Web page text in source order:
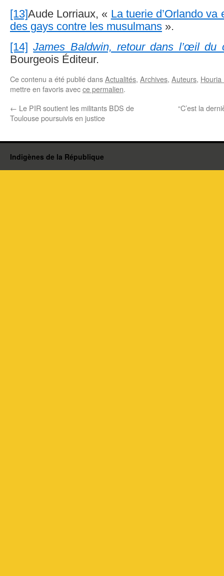
[13]Aude Lorriaux, « La tuerie d’Orlando va
des gays contre les musulmans ».
[14] James Baldwin, retour dans l’œil du
Bourgeois Éditeur.
Ce contenu a été publié dansActualités, Archives, Auteurs,
mettre en favoris avecce permalien.
← Le PIR soutient les militants BDS de
Toulouse poursuivis en justice
“C’est la
Indigènes de la République